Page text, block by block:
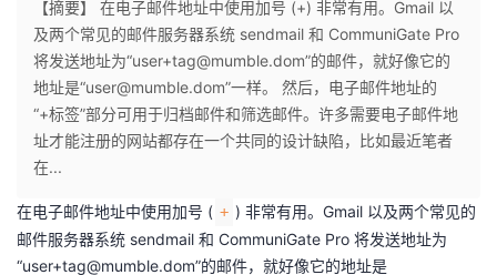
个
人
主
页
我
的
开
【摘要】 在电子邮件地址中使用加号 (+) 非常有用。Gmail 以
及两个常见的邮件服务器系统 sendmail 和 CommuniGate Pro
将发送地址为“user+tag@mumble.dom”的邮件，就好像它的
地址是“user@mumble.dom”一样。 然后，电子邮件地址的
“+标签”部分可用于归档邮件和筛选邮件。许多需要电子邮件地
址才能注册的网站都存在一个共同的设计缺陷，比如最近笔者
在...
在电子邮件地址中使用加号 ( + ) 非常有用。 Gmail 以及两个常见的
邮件服务器系统 sendmail 和 CommuniGate Pro 将发送地址为
“user+tag@mumble.dom”的邮件，就好像它的地址是